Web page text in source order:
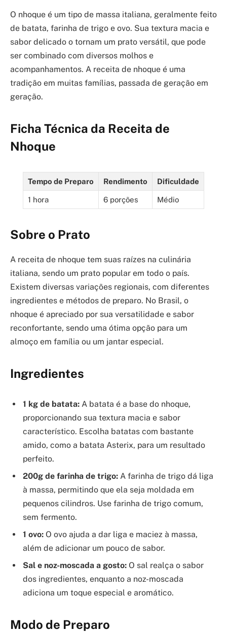
O nhoque é um tipo de massa italiana, geralmente feito
de batata, farinha de trigo e ovo. Sua textura macia e
sabor delicado o tornam um prato versátil, que pode
ser combinado com diversos molhos e
acompanhamentos. A receita de nhoque é uma
tradição em muitas famílias, passada de geração em
geração.
Ficha Técnica da Receita de
Nhoque
Tempo de Preparo Rendimento Dificuldade
1 hora 6 porções Médio
Sobre o Prato
A receita de nhoque tem suas raízes na culinária
italiana, sendo um prato popular em todo o país.
Existem diversas variações regionais, com diferentes
ingredientes e métodos de preparo. No Brasil, o
nhoque é apreciado por sua versatilidade e sabor
reconfortante, sendo uma ótima opção para um
almoço em família ou um jantar especial.
Ingredientes
1 kg de batata: A batata é a base do nhoque,
proporcionando sua textura macia e sabor
característico. Escolha batatas com bastante
amido, como a batata Asterix, para um resultado
perfeito.
200g de farinha de trigo: A farinha de trigo dá liga
à massa, permitindo que ela seja moldada em
pequenos cilindros. Use farinha de trigo comum,
sem fermento.
1 ovo: O ovo ajuda a dar liga e maciez à massa,
além de adicionar um pouco de sabor.
Sal e noz-moscada a gosto: O sal realça o sabor
dos ingredientes, enquanto a noz-moscada
adiciona um toque especial e aromático.
Modo de Preparo